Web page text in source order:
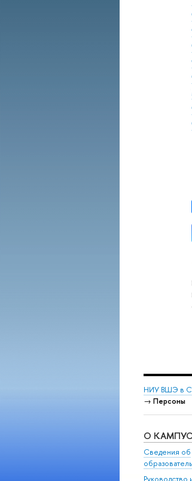
НИУ ВШЭ в
→ Персоны
О
Сведения об
Руководство